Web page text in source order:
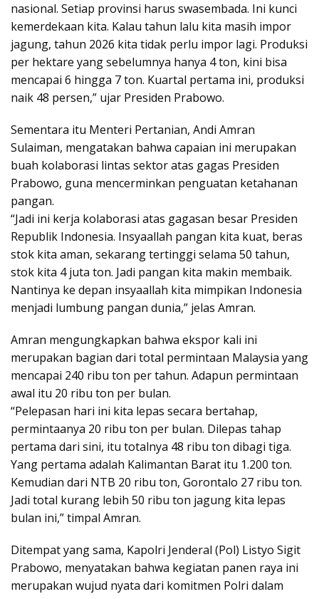
nasional. Setiap provinsi harus swasembada. Ini kunci
kemerdekaan kita. Kalau tahun lalu kita masih impor
jagung, tahun 2026 kita tidak perlu impor lagi. Produksi
per hektare yang sebelumnya hanya 4 ton, kini bisa
mencapai 6 hingga 7 ton. Kuartal pertama ini, produksi
naik 48 persen,” ujar Presiden Prabowo.
Sementara itu Menteri Pertanian, Andi Amran
Sulaiman, mengatakan bahwa capaian ini merupakan
buah kolaborasi lintas sektor atas gagas Presiden
Prabowo, guna mencerminkan penguatan ketahanan
pangan.
“Jadi ini kerja kolaborasi atas gagasan besar Presiden
Republik Indonesia. Insyaallah pangan kita kuat, beras
stok kita aman, sekarang tertinggi selama 50 tahun,
stok kita 4 juta ton. Jadi pangan kita makin membaik.
Nantinya ke depan insyaallah kita mimpikan Indonesia
menjadi lumbung pangan dunia,” jelas Amran.
Amran mengungkapkan bahwa ekspor kali ini
merupakan bagian dari total permintaan Malaysia yang
mencapai 240 ribu ton per tahun. Adapun permintaan
awal itu 20 ribu ton per bulan.
“Pelepasan hari ini kita lepas secara bertahap,
permintaanya 20 ribu ton per bulan. Dilepas tahap
pertama dari sini, itu totalnya 48 ribu ton dibagi tiga.
Yang pertama adalah Kalimantan Barat itu 1.200 ton.
Kemudian dari NTB 20 ribu ton, Gorontalo 27 ribu ton.
Jadi total kurang lebih 50 ribu ton jagung kita lepas
bulan ini,” timpal Amran.
Ditempat yang sama, Kapolri Jenderal (Pol) Listyo Sigit
Prabowo, menyatakan bahwa kegiatan panen raya ini
merupakan wujud nyata dari komitmen Polri dalam